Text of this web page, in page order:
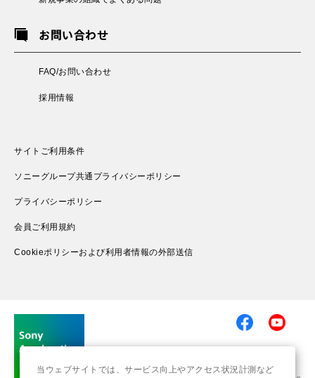
お問い合わせ
FAQ/お問い合わせ
採用情報
サイトご利用条件
ソニーグループ共通プライバシーポリシー
プライバシーポリシー
会員ご利用規約
Cookieポリシーおよび利用者情報の外部送信
当ウェブサイトでは、サービス向上やアクセス状況計測など